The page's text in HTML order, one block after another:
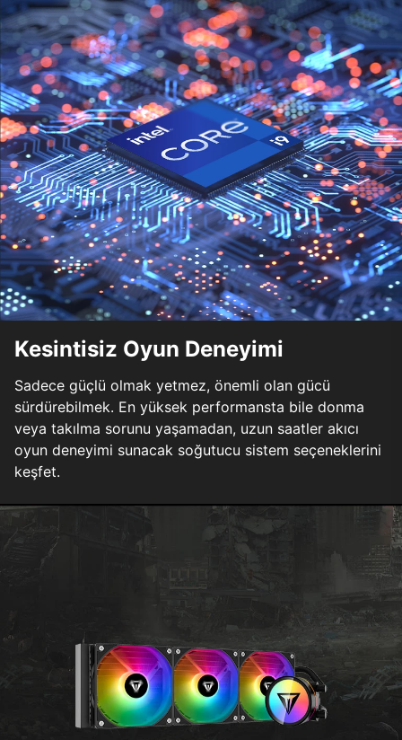
Kesintisiz Oyun Deneyimi
Sadece güçlü olmak yetmez, önemli olan gücü
sürdürebilmek. En yüksek performansta bile donma
veya takılma sorunu yaşamadan, uzun saatler akıcı
oyun deneyimi sunacak soğutucu sistem seçeneklerini
keşfet.